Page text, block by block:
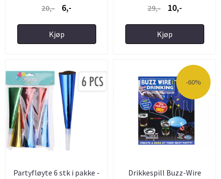
20,- 6,-
Kjøp
29,-
10,-
Kjøp
Partyfløyte 6 stk i pakke -
-60%
Drikkespill Buzz-Wire